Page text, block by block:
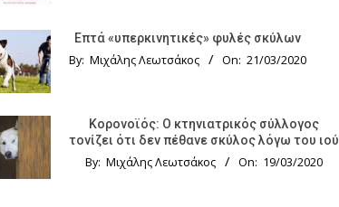
Επτά «υπερκινητικές» φυλές σκύλων
By: Μιχάλης Λεωτσάκος On: 21/03/2020
Κορονοϊός: Ο κτηνιατρικός σύλλογος
τονίζει ότι δεν πέθανε σκύλος λόγω του ιού
By: Μιχάλης Λεωτσάκος On: 19/03/2020